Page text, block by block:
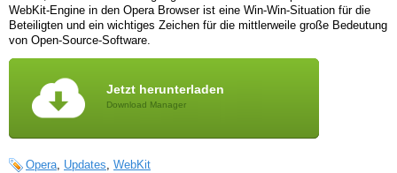
WebKit-Engine in den Opera Browser ist eine Win-Win-Situation für die
Beteiligten und ein wichtiges Zeichen für die mittlerweile große Bedeutung
von Open-Source-Software.
Jetzt herunterladen
Download Manager
Opera, Updates, WebKit